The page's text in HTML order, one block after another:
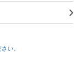
い。